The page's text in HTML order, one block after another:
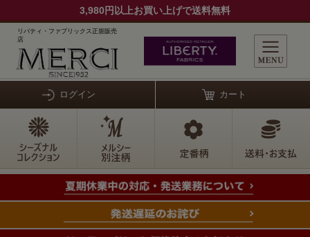
3,980円以上お買い上げで送料無料
リバティ・ファブリックス正規販売
店
ログイン カート